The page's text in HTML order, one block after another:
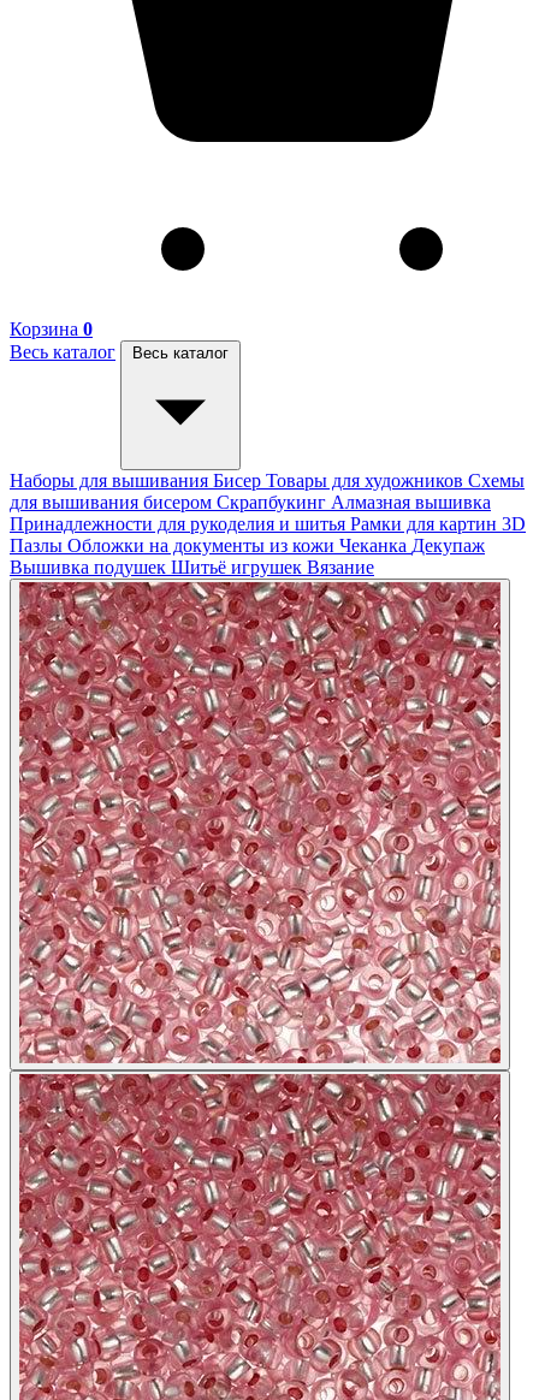
Корзина 0
Весь каталог
Весь каталог
Наборы для вышивания Бисер Товары для художников Схемы
для вышивания бисером Скрапбукинг Алмазная вышивка
Принадлежности для рукоделия и шитья Рамки для картин 3D
Пазлы Обложки на документы из кожи Чеканка Декупаж
Вышивка подушек Шитьё игрушек Вязание